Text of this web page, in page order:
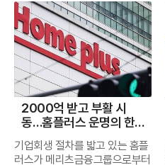
2000억 받고 부활 시
동…홈플러스 운명의 한
기업회생 절차를 밟고 있는 홈플
러스가 메리츠금융그룹으로부터